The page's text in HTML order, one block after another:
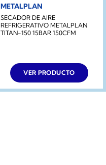
METALPLAN
SECADOR DE AIRE
REFRIGERATIVO METALPLAN
TITAN-150 15BAR 150CFM
VER PRODUCTO